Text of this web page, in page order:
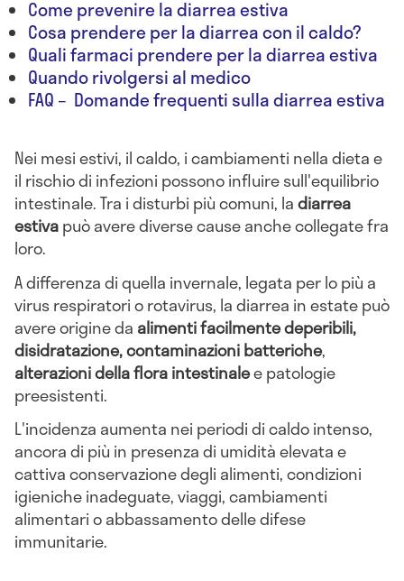
Come prevenire la diarrea estiva
Cosa prendere per la diarrea con il caldo?
Quali farmaci prendere per la diarrea estiva
Quando rivolgersi al medico
FAQ – Domande frequenti sulla diarrea estiva
Nei mesi estivi, il caldo, i cambiamenti nella dieta e
il rischio di infezioni possono influire sull'equilibrio
intestinale. Tra i disturbi più comuni, ladiarrea
estivapuò avere diverse cause anche collegate fra
loro.
A differenza di quella invernale, legata per lo più a
virus respiratori o rotavirus, la diarrea in estate può
avere origine da alimenti facilmente deperibili,
disidratazione, contaminazioni batteriche,
alterazioni della flora intestinalee patologie
preesistenti.
L'incidenza aumenta nei periodi di caldo intenso,
ancora di più in presenza di umidità elevata e
cattiva conservazione degli alimenti, condizioni
igieniche inadeguate, viaggi, cambiamenti
alimentari o abbassamento delle difese
immunitarie.